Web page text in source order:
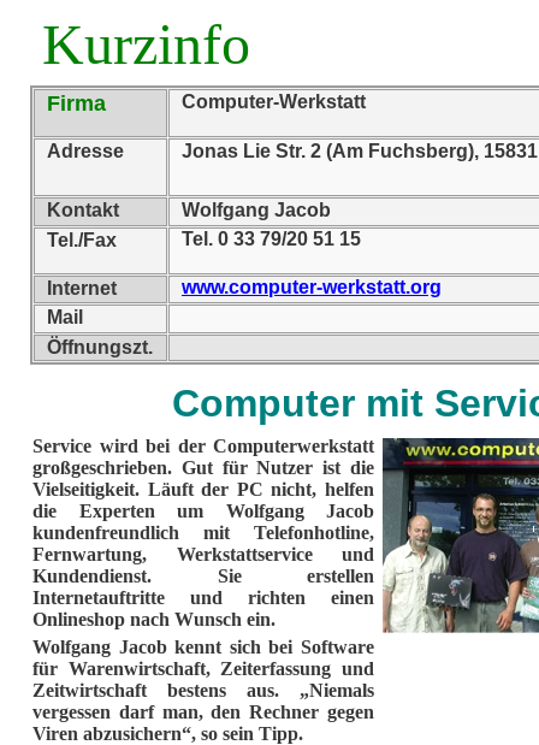
Kurzinfo
Firma Computer-Werkstatt
Adresse Jonas Lie Str. 2 (Am Fuchsberg),
Kontakt
Wolfgang Jacob
Tel./Fax
Tel. 0 33 79/20 51 15
Internet
www.computer-werkstatt.org
Mail
Öffnungszt.
Computer mit
Service wird bei der Computerwerkstatt
großgeschrieben. Gut für Nutzer ist die
Vielseitigkeit. Läuft der PC nicht, helfen
die Experten um Wolfgang Jacob
kundenfreundlich mit Telefonhotline,
Fernwartung, Werkstattservice und
Kundendienst. Sie erstellen
Internetauftritte und richten einen
Onlineshop nach Wunsch ein.
Wolfgang Jacob kennt sich bei Software
für Warenwirtschaft, Zeiterfassung und
Zeitwirtschaft bestens aus. „Niemals
vergessen darf man, den Rechner gegen
Viren abzusichern“, so sein Tipp.